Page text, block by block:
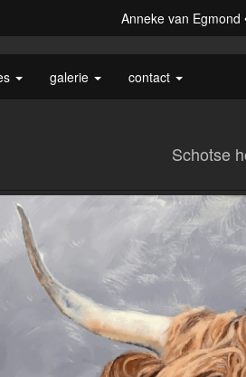
Anneke van Egmond
galerie contact
Schotse